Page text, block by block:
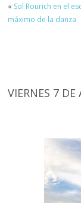
« Sol Rourich en el
máximo de la danza
VIERNES 7